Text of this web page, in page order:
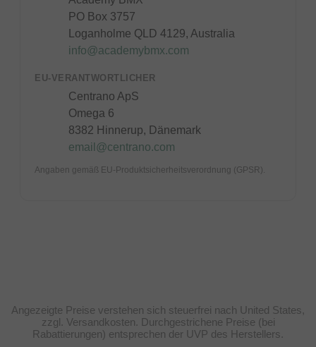
PO Box 3757
Loganholme QLD 4129, Australia
info@academybmx.com
EU-VERANTWORTLICHER
Centrano ApS
Omega 6
8382 Hinnerup, Dänemark
email@centrano.com
Angaben gemäß EU-Produktsicherheitsverordnung (GPSR).
Angezeigte Preise verstehen sich steuerfrei nach United States,
zzgl. Versandkosten. Durchgestrichene Preise (bei
Rabattierungen) entsprechen der UVP des Herstellers.